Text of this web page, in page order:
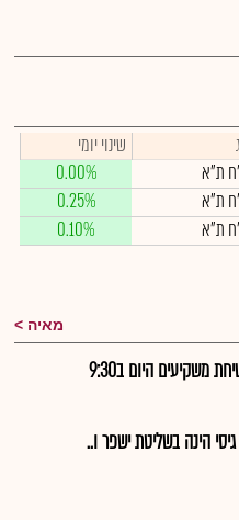
שינוי יומי
ת"א
0.00%
ת"א
0.25%
ת"א 0.10%
מאיה
משקיעים היום ב9:30
הינה בשליטת ישפר ו..